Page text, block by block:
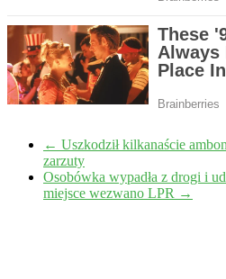
← Uszkodził kilkanaście
zarzuty
Osobówka wypadła z drogi i
miejsce wezwano LPR →